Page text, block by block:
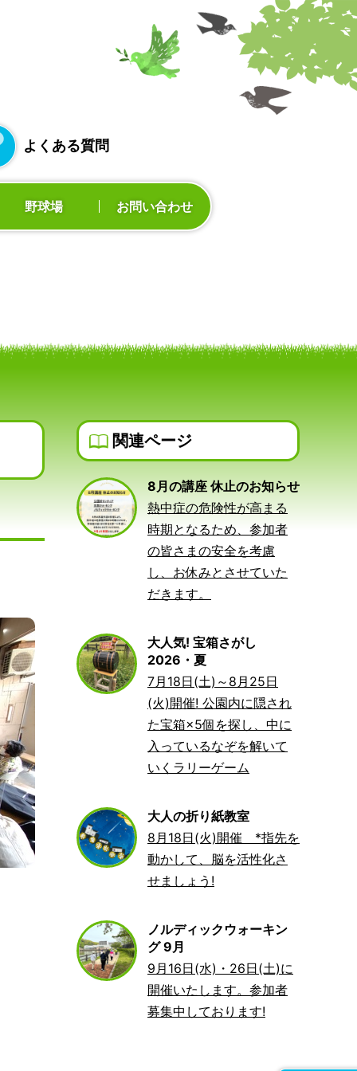
よくある質問
野球場 お問い合わせ
関連ページ
8月の講座 休止のお知らせ
熱中症の危険性が高まる
時期となるため、参加者
の皆さまの安全を考慮
し、お休みとさせていた
だきます。
大人気! 宝箱さがし
2026・夏
7月18日(土)～8月25日
(火)開催! 公園内に隠され
た宝箱×5個を探し、中に
入っているなぞを解いて
いくラリーゲーム
大人の折り紙教室
8月18日(火)開催 *指先を
動かして、脳を活性化さ
せましょう!
ノルディックウォーキン
グ 9月
9月16日(水)・26日(土)に
開催いたします。参加者
募集中しております!